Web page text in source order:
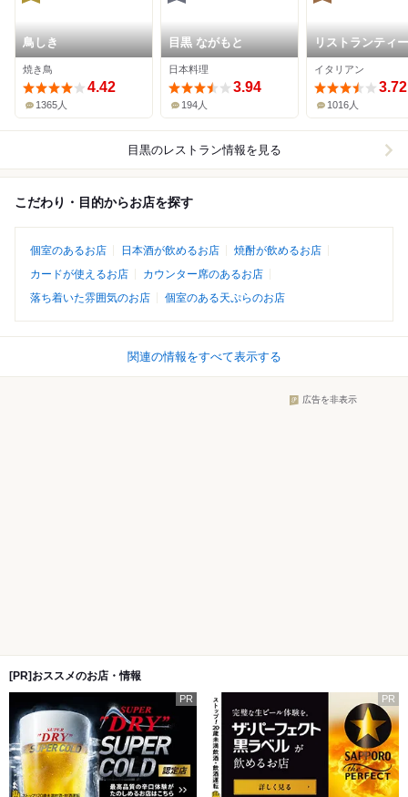
鳥しき
焼き鳥
4.42
1365人
目黒 ながもと
日本料理
3.94
194人
リストランティ
ルベロ
イタリアン
3.72
1016人
目黒のレストラン情報を見る
こだわり・目的からお店を探す
個室のあるお店 日本酒が飲めるお店
焼酎が飲めるお店
カードが使えるお店
カウンター席のあるお店
落ち着いた雰囲気のお店
個室のある天ぷらのお店
関連の情報をすべて表示する
広告を非表示
[PR]おススメのお店・情報
PR PR